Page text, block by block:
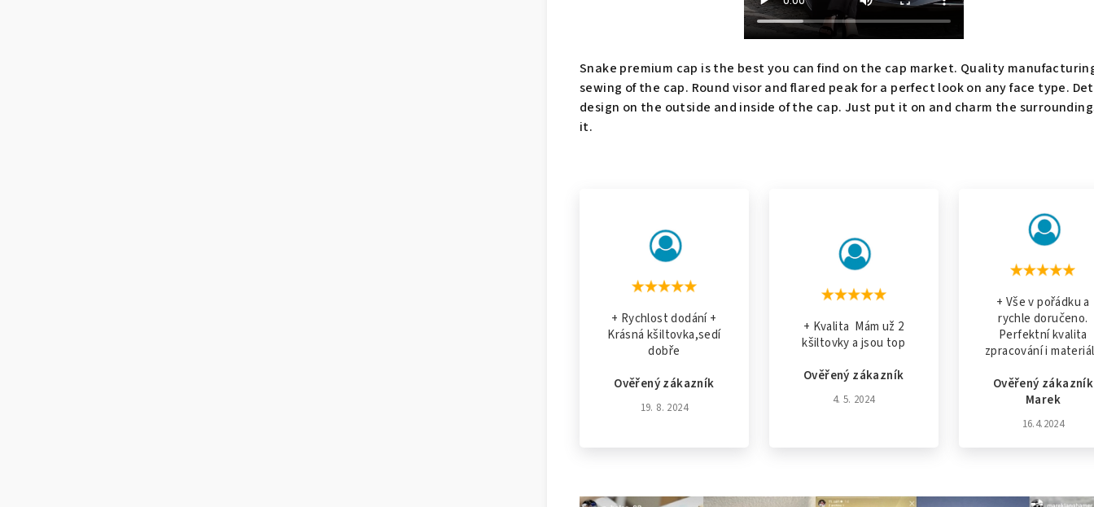
Snake premium cap is the best you can find on the cap market. Quality
sewing of the cap. Round visor and flared peak for a perfect look on any face type.
design on the outside and inside of the cap. Just put it on and charm the
it.
+ Rychlost dodání +
Krásná kšiltovka,sedí
dobře
Ověřený zákazník
19. 8. 2024
+ Kvalita Mám už 2
kšiltovky a jsou top
Ověřený zákazník
4. 5. 2024
+ Vše v pořádku a
rychle doručeno.
Perfektní kvalita
zpracování i
Ověřený zákazník
Marek
16.4.2024